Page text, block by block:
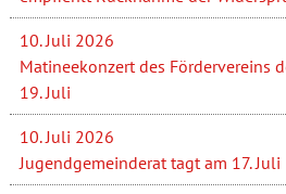
10. Juli 2026
Matineekonzert des Fördervereins
19. Juli
10. Juli 2026
Jugendgemeinderat tagt am 17. Juli